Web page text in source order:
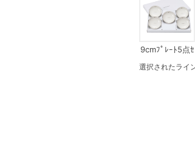
9cmﾌﾟﾚｰﾄ5点ｾ
選択されたライ